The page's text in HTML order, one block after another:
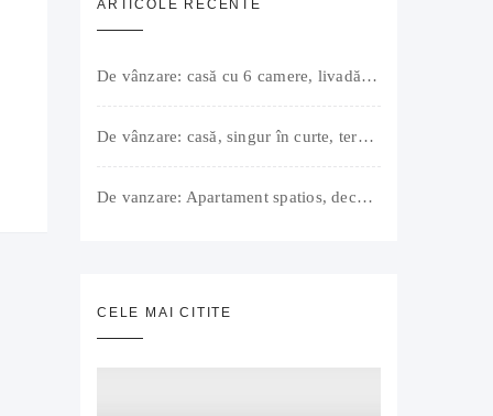
ARTICOLE RECENTE
De vânzare: casă cu 6 camere, livadă, 3 199 mp, Girișul Negru, Bihor, 42 000 Euro. Comision 0.
De vânzare: casă, singur în curte, teren 500 mp, Muntele Găina, Oradea. 157.000 € (negociabil). Comision 0.
De vanzare: Apartament spatios, decomandat, bine compartimentat, 3 camere, 2 bai, bucatarie, suprafață utilă de 64 mp + 3 balcoane (11 mp), strada Barierei, zona Dragos Voda Oradea. 89 500 E (neg). Comision 0
CELE MAI CITITE